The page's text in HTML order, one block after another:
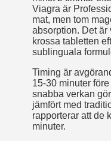
Viagra är
mat, men tom
absorption. Det är
krossa tabletten
sublinguala
Timing är
15-30 minuter
snabba verkan
jämfört med
rapporterar att de
minuter.